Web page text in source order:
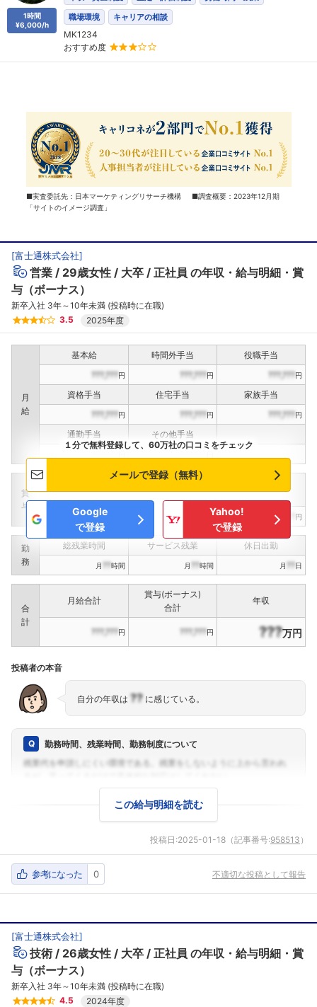
1時間
¥6,000/h
職場環境
キャリアの相談
MK1234
おすすめ度
■実査委託先：日本マーケティングリサーチ機構 ■調査概要：2023年12月期
「サイトのイメージ調査」
[富士通株式会社]
営業 29歳女性 大卒 正社員 の年収・給与明細・賞
与（ボーナス）
新卒入社 3年～10年未満 (投稿時に在職)
3.5
2025年度
月
給
基本給 時間外手当
役職手当
???,???円 ???,???円 ???,???円
資格手当 住宅手当
家族手当
???,???円 ???,???円 ???,???円
通勤手当
その他手当
賞
与
インセンティブ賞与
決算賞与
???,??? ???,??? 円 ???,??? 円
勤
務
総残業時間 サービス残業 休日出勤
月 ??時間 月 ??時間 月 ??日
合
計
月給合計
賞与(ボーナス)
合計
年収
???,???円 ???,???円 ???万円
１分で無料登録して、60万社の口コミをチェック
メールで登録（無料）
Google
で登録
Yahoo!
で登録
投稿者の本音
自分の年収は ??に感じている。
勤務時間、残業時間、勤務制度について
この給与明細を読む
投稿日:2025-01-18 （記事番号:958513 ）
参考になった 0 不適切な投稿として報告
[富士通株式会社]
技術 26歳女性 大卒 正社員 の年収・給与明細・賞
与（ボーナス）
新卒入社 3年～10年未満 (投稿時に在職)
4.5
2024年度